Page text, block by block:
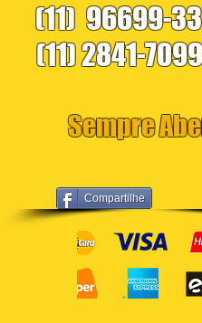
Compartilhe
(11) 96699-
(11) 2841-7099
Sempre